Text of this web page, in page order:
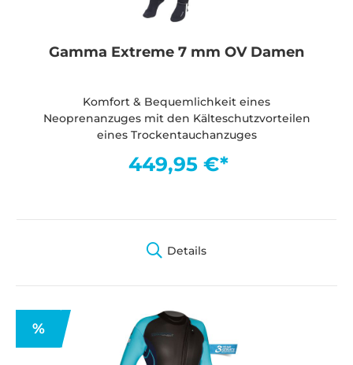
Gamma Extreme 7 mm OV Damen
Komfort & Bequemlichkeit eines
Neoprenanzuges mit den Kälteschutzvorteilen
eines Trockentauchanzuges
449,95 €*
Details
%